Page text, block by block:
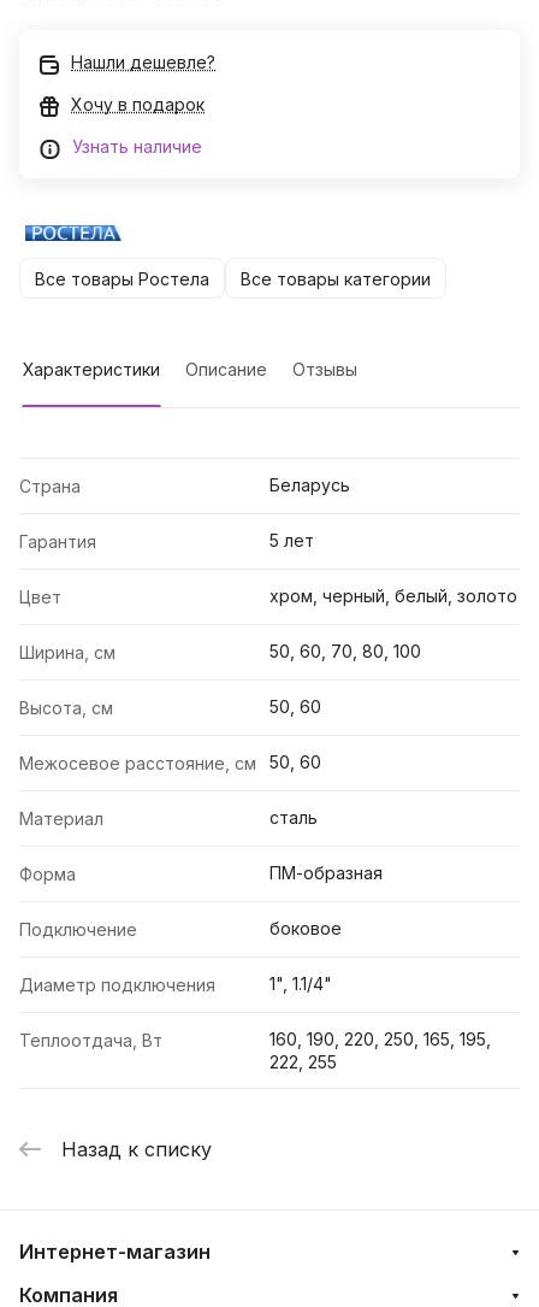
Нашли дешевле?
Хочу в подарок
Узнать наличие
Все товары Ростела Все товары категории
Характеристики Описание Отзывы
Страна Беларусь
Гарантия 5 лет
Цвет хром, черный, белый, золото
Ширина, см 50, 60, 70, 80, 100
Высота, см 50, 60
Межосевое расстояние, см 50, 60
Материал сталь
Форма ПМ-образная
Подключение боковое
Диаметр подключения 1", 1.1/4"
Теплоотдача, Вт
160, 190, 220, 250, 165, 195,
222, 255
Назад к списку
Интернет-магазин
Компания